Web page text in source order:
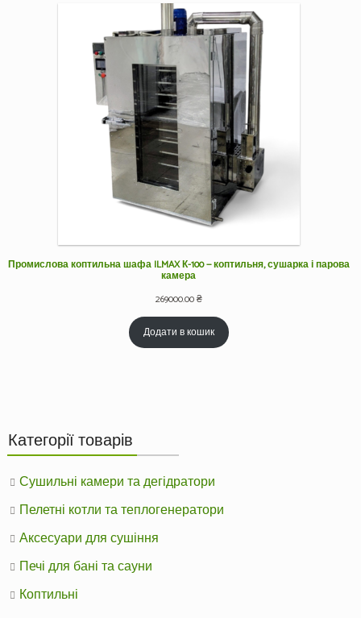
Промислова коптильна шафа ILMAX К-100 — коптильня, сушарка і парова
камера
269000.00₴
Додати в кошик
Категорії товарів
Сушильні камери та дегідратори
Пелетні котли та теплогенератори
Аксесуари для сушіння
Печі для бані та сауни
Коптильні